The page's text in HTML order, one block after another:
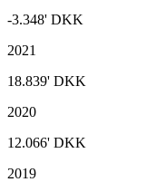
-3.348' DKK
2021
18.839' DKK
2020
12.066' DKK
2019